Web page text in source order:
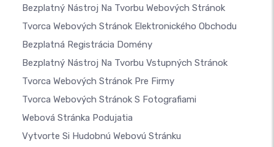
Bezplatný Nástroj Na Tvorbu Webových Stránok
Tvorca Webových Stránok Elektronického Obchodu
Bezplatná Registrácia Domény
Bezplatný Nástroj Na Tvorbu Vstupných Stránok
Tvorca Webových Stránok Pre Firmy
Tvorca Webových Stránok S Fotografiami
Webová Stránka Podujatia
Vytvorte Si Hudobnú Webovú Stránku